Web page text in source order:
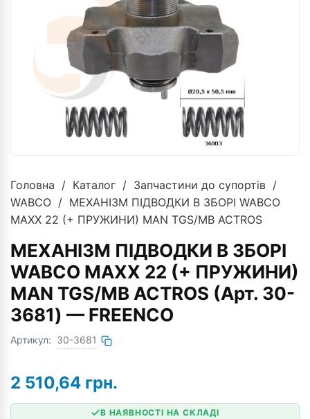
Головна / Каталог / Запчастини до супортів /
WABCO / МЕХАНІЗМ ПІДВОДКИ В ЗБОРІ WABCO
MAXX 22 (+ ПРУЖИНИ) MAN TGS/MB ACTROS
МЕХАНІЗМ ПІДВОДКИ В ЗБОРІ
WABCO MAXX 22 (+ ПРУЖИНИ)
MAN TGS/MB ACTROS (Арт. 30-
3681) — FREENCO
Артикул: 30-3681
2 510,64 грн.
В НАЯВНОСТІ НА СКЛАДІ